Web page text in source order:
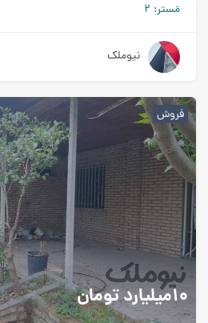
مَستر: ۲
نیوملک
فروش
۱۰میلیارد تومان